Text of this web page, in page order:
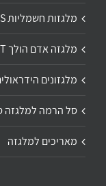
מלגזות חשמליות DS
מלגזה אדם הולך ST
מלגזונים
סל הרמה למלגזה
מאריכים למלגזה